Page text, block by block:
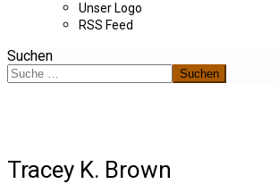
Unser Logo
RSS Feed
Suchen
Suchen
Tracey K. Brown